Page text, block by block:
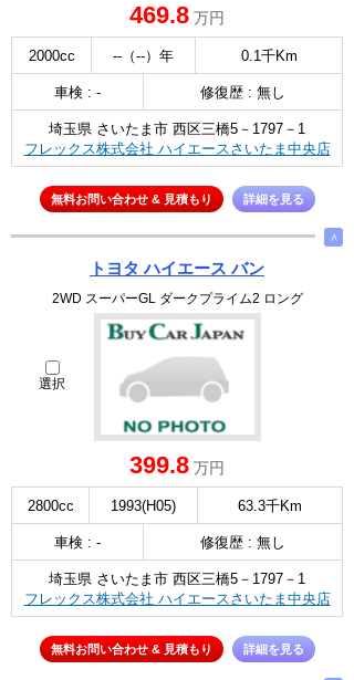
469.8 万円
2000cc --（--）年 0.1千Km
車検 : - 修復歴 : 無し
埼玉県 さいたま市 西区三橋5－1797－1
フレックス株式会社 ハイエースさいたま中央店
無料お問い合わせ & 見積もり 詳細を見る
∧
トヨタ ハイエース バン
2WD スーパーGL ダークプライム2 ロング
選択
399.8 万円
2800cc 1993(H05) 63.3千Km
車検 : - 修復歴 : 無し
埼玉県 さいたま市 西区三橋5－1797－1
フレックス株式会社 ハイエースさいたま中央店
無料お問い合わせ & 見積もり 詳細を見る